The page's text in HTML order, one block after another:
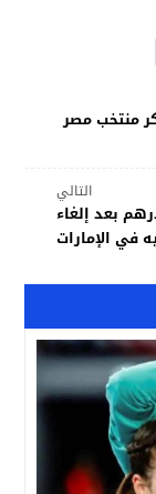
منتخب مصر
التالي
لاستعادة 600 ألف درهم بعد إلغاء
في الإمارات